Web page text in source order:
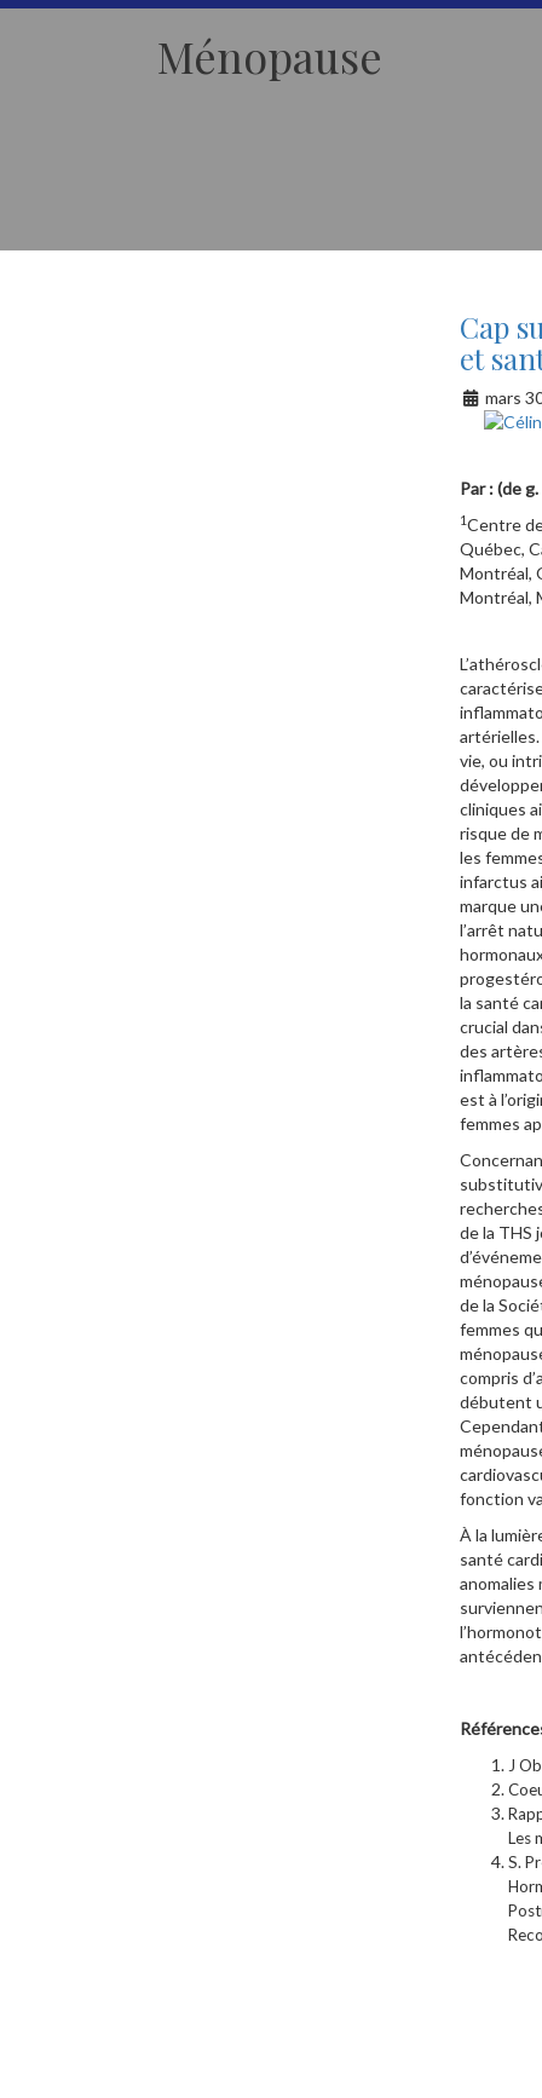
Ménopause
Cap
et
mars
Par : (de
1Centre
Québec,
Montréal,
Montréal,
vie, ou
cliniques
risque de
les
infarctus
marque
l’arrêt
la santé
crucial
des
est à
femmes
de la THS
de la
femmes
compris
débutent
fonction
À la
santé
anomalies
J
Les
S.